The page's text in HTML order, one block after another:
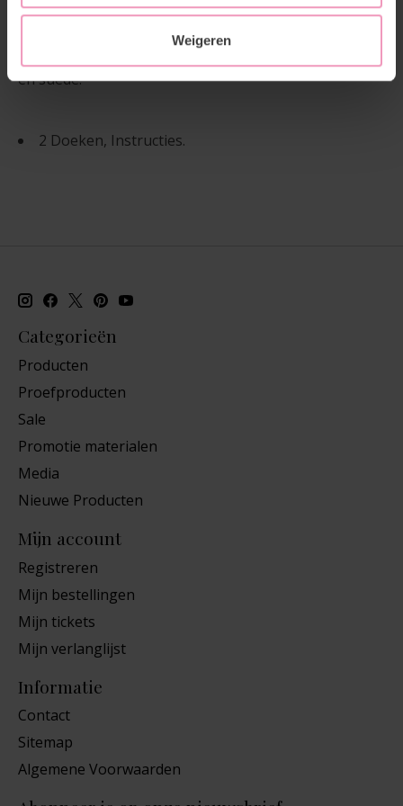
Weigeren
regelmatig gebruik herstelt het het droge en stijve
leer en beschermt het tegen het binnendringen van
dagelijks vuil. Voor alle leersoorten behalve Nubuck
en suède.
2 Doeken, Instructies.
Categorieën
Producten
Proefproducten
Sale
Promotie materialen
Media
Nieuwe Producten
Mijn account
Registreren
Mijn bestellingen
Mijn tickets
Mijn verlanglijst
Informatie
Contact
Sitemap
Algemene Voorwaarden